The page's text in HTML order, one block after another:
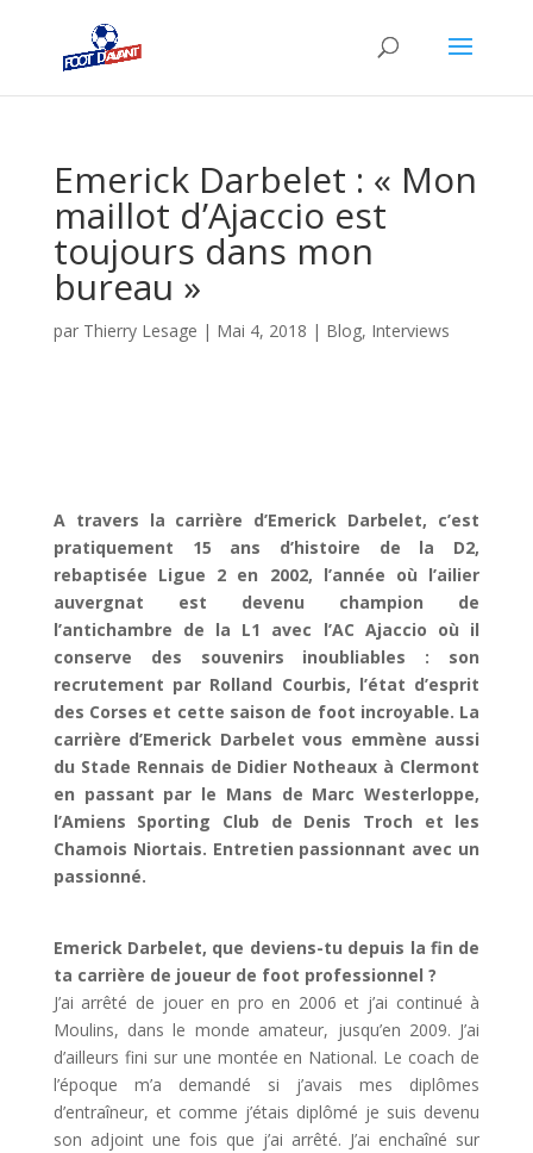
Emerick Darbelet : « Mon
maillot d’Ajaccio est
toujours dans mon
bureau »
par Thierry Lesage | Mai 4, 2018 | Blog, Interviews
A travers la carrière d’Emerick Darbelet, c’est
pratiquement 15 ans d’histoire de la D2,
rebaptisée Ligue 2 en 2002, l’année où l’ailier
auvergnat est devenu champion de
l’antichambre de la L1 avec l’AC Ajaccio où il
conserve des souvenirs inoubliables : son
recrutement par Rolland Courbis, l’état d’esprit
des Corses et cette saison de foot incroyable. La
carrière d’Emerick Darbelet vous emmène aussi
du Stade Rennais de Didier Notheaux à Clermont
en passant par le Mans de Marc Westerloppe,
l’Amiens Sporting Club de Denis Troch et les
Chamois Niortais. Entretien passionnant avec un
passionné.
Emerick Darbelet, que deviens-tu depuis la fin de
ta carrière de joueur de foot professionnel ?
J’ai arrêté de jouer en pro en 2006 et j’ai continué à
Moulins, dans le monde amateur, jusqu’en 2009. J’ai
d’ailleurs fini sur une montée en National. Le coach de
l’époque m’a demandé si j’avais mes diplômes
d’entraîneur, et comme j’étais diplômé je suis devenu
son adjoint une fois que j’ai arrêté. J’ai enchaîné sur